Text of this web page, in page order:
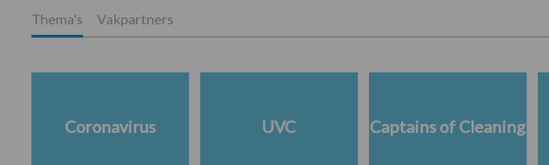
Thema's Vakpartners
Coronavirus UVC Captains of Cleaning